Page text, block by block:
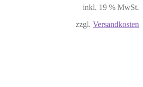
inkl. 19 % MwSt.
zzgl. Versandkosten